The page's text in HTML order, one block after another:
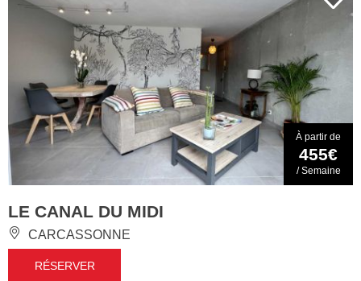
À partir de
455€
/ Semaine
LE CANAL DU MIDI
CARCASSONNE
RÉSERVER